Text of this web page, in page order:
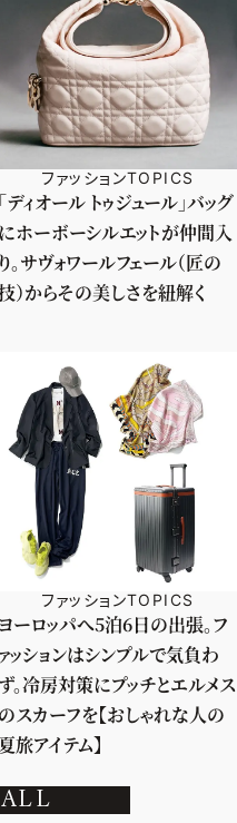
ファッションTOPICS
「ディオール トゥジュール」バッグ
にホーボーシルエットが仲間入
り。サヴォワールフェール（匠の
）からその美しさを紐解く
ファッションTOPICS
ヨーロッパへ5泊6日の出張。フ
ァッションはシンプルで気負わ
ず。冷房対策にプッチとエルメス
のスカーフを【おしゃれな人の
夏旅アイテム】